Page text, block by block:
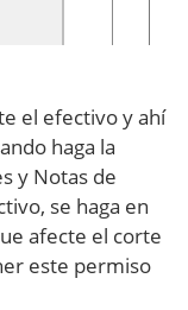
el efectivo y ahí
haga la
y Notas de
se haga en
afecte el corte
este permiso